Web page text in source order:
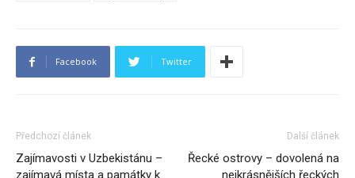
Facebook Twitter
Předchozí článek
Zajímavosti v Uzbekistánu –
zajímavá místa a památky k
Další článek
Řecké ostrovy – dovolená na
nejkrásnějších řeckých